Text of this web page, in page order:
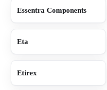
Essentra Components
Eta
Etirex